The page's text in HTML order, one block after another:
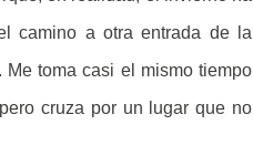
camino a otra entrada de la
toma casi el mismo tiempo
cruza por un lugar que no